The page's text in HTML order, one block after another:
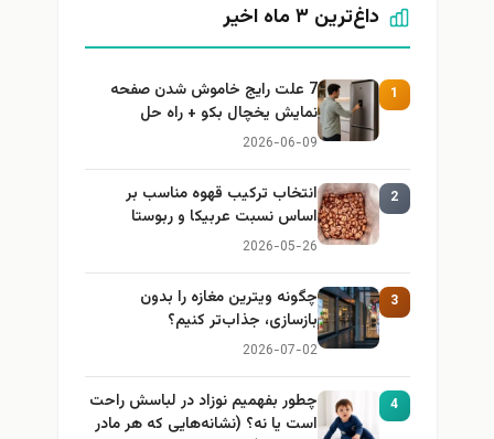
داغ‌ترین ۳ ماه اخیر
1
7 علت رایج خاموش شدن صفحه
نمایش یخچال بکو + راه حل
2026-06-09
2
انتخاب ترکیب قهوه مناسب بر
اساس نسبت عربیکا و ربوستا
2026-05-26
3
چگونه ویترین مغازه را بدون
بازسازی، جذاب‌تر کنیم؟
2026-07-02
4
چطور بفهمیم نوزاد در لباسش راحت
است یا نه؟ (نشانه‌هایی که هر مادر